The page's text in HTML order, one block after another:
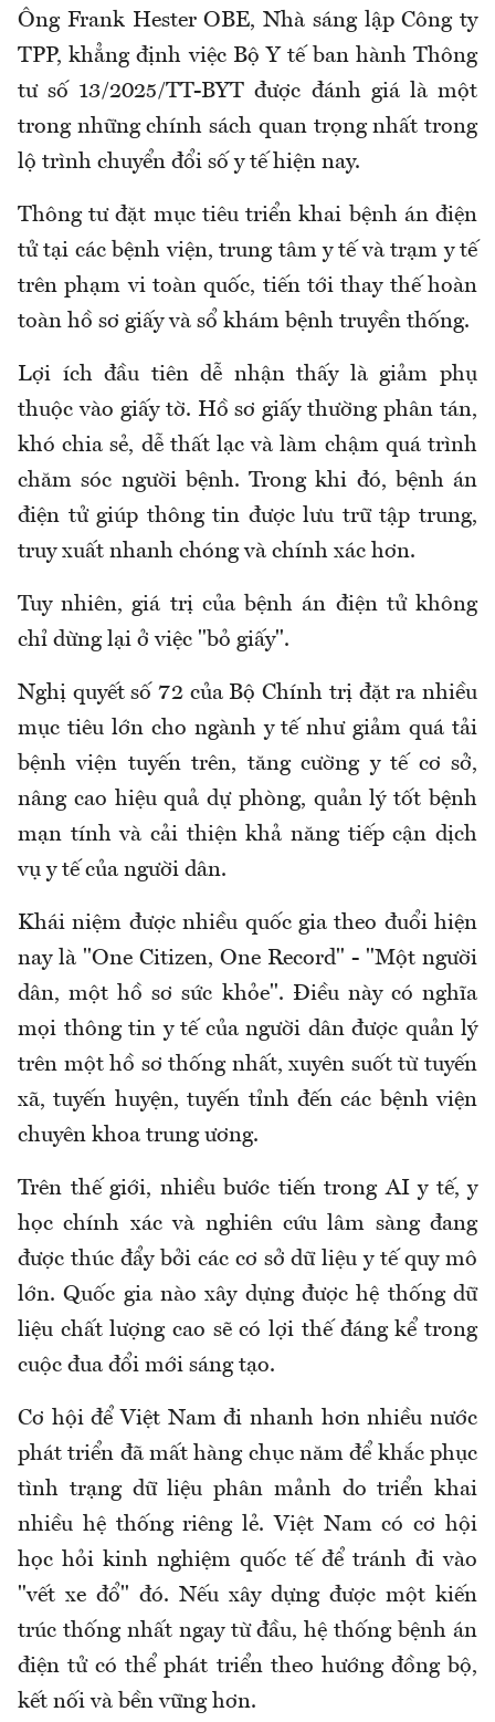
Ông Frank Hester OBE, Nhà sáng lập Công ty
TPP, khẳng định việc Bộ Y tế ban hành Thông
tư số 13/2025/TT-BYT được đánh giá là một
trong những chính sách quan trọng nhất trong
lộ trình chuyển đổi số y tế hiện nay.
Thông tư đặt mục tiêu triển khai bệnh án điện
tử tại các bệnh viện, trung tâm y tế và trạm y tế
trên phạm vi toàn quốc, tiến tới thay thế hoàn
toàn hồ sơ giấy và sổ khám bệnh truyền thống.
Lợi ích đầu tiên dễ nhận thấy là giảm phụ
thuộc vào giấy tờ. Hồ sơ giấy thường phân tán,
khó chia sẻ, dễ thất lạc và làm chậm quá trình
chăm sóc người bệnh. Trong khi đó, bệnh án
điện tử giúp thông tin được lưu trữ tập trung,
truy xuất nhanh chóng và chính xác hơn.
Tuy nhiên, giá trị của bệnh án điện tử không
chỉ dừng lại ở việc "bỏ giấy".
Nghị quyết số 72 của Bộ Chính trị đặt ra nhiều
mục tiêu lớn cho ngành y tế như giảm quá tải
bệnh viện tuyến trên, tăng cường y tế cơ sở,
nâng cao hiệu quả dự phòng, quản lý tốt bệnh
mạn tính và cải thiện khả năng tiếp cận dịch
vụ y tế của người dân.
Khái niệm được nhiều quốc gia theo đuổi hiện
nay là "One Citizen, One Record" - "Một người
dân, một hồ sơ sức khỏe". Điều này có nghĩa
mọi thông tin y tế của người dân được quản lý
trên một hồ sơ thống nhất, xuyên suốt từ tuyến
xã, tuyến huyện, tuyến tỉnh đến các bệnh viện
chuyên khoa trung ương.
Trên thế giới, nhiều bước tiến trong AI y tế, y
học chính xác và nghiên cứu lâm sàng đang
được thúc đẩy bởi các cơ sở dữ liệu y tế quy mô
lớn. Quốc gia nào xây dựng được hệ thống dữ
liệu chất lượng cao sẽ có lợi thế đáng kể trong
cuộc đua đổi mới sáng tạo.
Cơ hội để Việt Nam đi nhanh hơn nhiều nước
phát triển đã mất hàng chục năm để khắc phục
tình trạng dữ liệu phân mảnh do triển khai
nhiều hệ thống riêng lẻ. Việt Nam có cơ hội
học hỏi kinh nghiệm quốc tế để tránh đi vào
"vết xe đổ" đó. Nếu xây dựng được một kiến
trúc thống nhất ngay từ đầu, hệ thống bệnh án
điện tử có thể phát triển theo hướng đồng bộ,
kết nối và bền vững hơn.